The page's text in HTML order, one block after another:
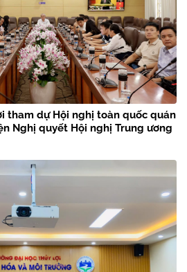
tham dự Hội nghị toàn quốc quán
Nghị quyết Hội nghị Trung ương